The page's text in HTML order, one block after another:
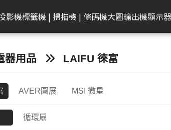
Canon 佳能
其他耗材
墨水匣
碳粉匣
Epson 愛普生
感光滾筒
連續供墨墨水瓶
Canon 佳能
彩色噴墨印表機
雷射多功能複合機
噴墨商用複合機
Epson 愛普生
雷射印表機
電腦零件組
AMD 美商超微
桌上型主機
DELL 戴爾
HP 惠普
OmniBook
OMEN
EliteBook
MSI 微星
筆電
電競掌機
影機
LG
CineBeam
ProBeam
BenQ 明碁
投影機
商
標籤機 | 掃描機 | 條碼機
Canon 佳能
文件掃描器
平台式掃描器
Brother 兄弟
快速列印標籤機
家居及小型辦公室標籤
大圖輸出機
Canon 佳能
24吋(A1 )
36-42吋(A0 )
顯示器
MSI 微星
平面商務螢幕
亮麗旋轉螢幕
電競螢幕
Philips 飛利浦
專業顯示器
Transcend 創見
內接式固態硬碟
外接式固態硬碟
固態硬碟
MSI 微星
Performance
Mainstream
Small Business
Edgecore 鈺登
無線基地台
器用品 LAIFU 徠富
AVER圓展 MSI 微星
循環扇